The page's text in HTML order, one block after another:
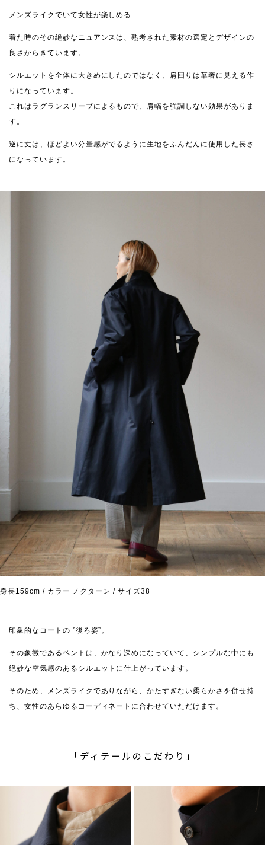
メンズライクでいて女性が楽しめる...
着た時のその絶妙なニュアンスは、熟考された素材の選定とデザインの
良さからきています。
シルエットを全体に大きめにしたのではなく、肩回りは華奢に見える作
りになっています。
これはラグランスリーブによるもので、肩幅を強調しない効果がありま
す。
逆に丈は、ほどよい分量感がでるように生地をふんだんに使用した長さ
になっています。
身長159cm / カラー ノクターン / サイズ38
印象的なコートの ”後ろ姿”。
その象徴であるベントは、かなり深めになっていて、シンプルな中にも
絶妙な空気感のあるシルエットに仕上がっています。
そのため、メンズライクでありながら、かたすぎない柔らかさを併せ持
ち、女性のあらゆるコーディネートに合わせていただけます。
「ディテールのこだわり」